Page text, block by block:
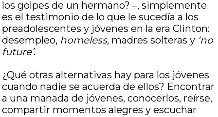
los golpes de un hermano? –, simplemente
es el testimonio de lo que le sucedía a los
preadolescentes y jóvenes en la era Clinton:
desempleo, homeless, madres solteras y ‘no
future’.
¿Qué otras alternativas hay para los jóvenes
cuando nadie se acuerda de ellos? Encontrar
a una manada de jóvenes, conocerlos, reírse,
compartir momentos alegres y escuchar